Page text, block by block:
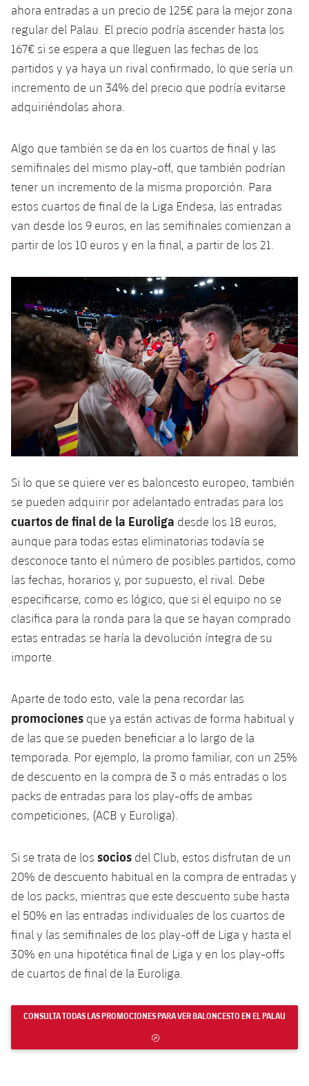
ahora entradas a un precio de 125€ para la mejor zona
regular del Palau. El precio podría ascender hasta los
167€ si se espera a que lleguen las fechas de los
partidos y ya haya un rival confirmado, lo que sería un
incremento de un 34% del precio que podría evitarse
adquiriéndolas ahora.
Algo que también se da en los cuartos de final y las
semifinales del mismo play-off, que también podrían
tener un incremento de la misma proporción. Para
estos cuartos de final de la Liga Endesa, las entradas
van desde los 9 euros, en las semifinales comienzan a
partir de los 10 euros y en la final, a partir de los 21.
Si lo que se quiere ver es baloncesto europeo, también
se pueden adquirir por adelantado entradas para los
cuartos de final de la Euroliga desde los 18 euros,
aunque para todas estas eliminatorias todavía se
desconoce tanto el número de posibles partidos, como
las fechas, horarios y, por supuesto, el rival. Debe
especificarse, como es lógico, que si el equipo no se
clasifica para la ronda para la que se hayan comprado
estas entradas se haría la devolución íntegra de su
importe.
Aparte de todo esto, vale la pena recordar las
promociones que ya están activas de forma habitual y
de las que se pueden beneficiar a lo largo de la
temporada. Por ejemplo, la promo familiar, con un 25%
de descuento en la compra de 3 o más entradas o los
packs de entradas para los play-offs de ambas
competiciones, (ACB y Euroliga).
Si se trata de los socios del Club, estos disfrutan de un
20% de descuento habitual en la compra de entradas y
de los packs, mientras que este descuento sube hasta
el 50% en las entradas individuales de los cuartos de
final y las semifinales de los play-off de Liga y hasta el
30% en una hipotética final de Liga y en los play-offs
de cuartos de final de la Euroliga.
CONSULTA TODAS LAS PROMOCIONES PARA VER BALONCESTO EN EL PALAU
ENLACE EXTERNO